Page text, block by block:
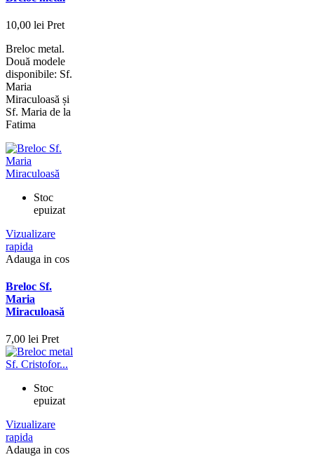
10,00 lei Pret
Breloc metal.
Două modele
disponibile: Sf.
Maria
Miraculoasă și
Sf. Maria de la
Fatima
Stoc
epuizat
Vizualizare
rapida
Adauga in cos
Breloc Sf.
Maria
Miraculoasă
7,00 lei Pret
Stoc
epuizat
Vizualizare
rapida
Adauga in cos